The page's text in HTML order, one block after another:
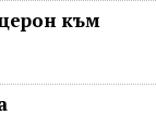
към